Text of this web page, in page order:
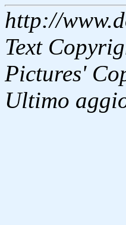
http://
Text
Pictures'
Ultimo